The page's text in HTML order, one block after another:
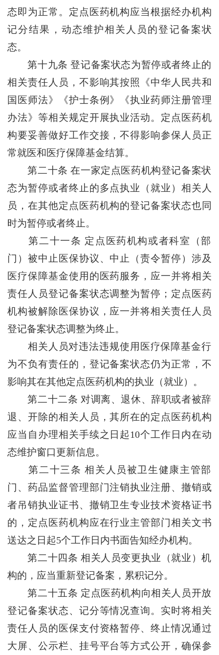
态即为正常。定点医药机构应当根据经办机构
记分结果，动态维护相关人员的登记备案状
态。
第十九条 登记备案状态为暂停或者终止的
相关责任人员，不影响其按照《中华人民共和
国医师法》《护士条例》《执业药师注册管理
办法》等相关规定开展执业活动。定点医药机
构要妥善做好工作交接，不得影响参保人员正
常就医和医疗保障基金结算。
第二十条在一家定点医药机构登记备案状
态为暂停或者终止的多点执业（就业）相关人
员，在其他定点医药机构的登记备案状态也同
时为暂停或者终止。
第二十一条 定点医药机构或者科室（部
门）被中止医保协议、中止（责令暂停）涉及
医疗保障基金使用的医药服务，应一并将相关
责任人员登记备案状态调整为暂停；定点医药
机构被解除医保协议，应一并将相关责任人员
登记备案状态调整为终止。
相关人员对违法违规使用医疗保障基金行
为不负有责任的，登记备案状态仍为正常，不
影响其在其他定点医药机构的执业（就业）。
第二十二条 对调离、退休、辞职或者被辞
退、开除的相关人员，其所在的定点医药机构
应当自办理相关手续之日起10个工作日内在动
态维护窗口更新信息。
第二十三条相关人员被卫生健康主管部
门、药品监督管理部门注销执业注册、撤销或
者吊销执业证书、撤销卫生专业技术资格证书
的，定点医药机构应在行业主管部门相关文书
送达之日起5个工作日内书面告知经办机构。
第二十四条 相关人员变更执业（就业）机
构的，应当重新登记备案，累积记分。
第二十五条 定点医药机构向相关人员开放
登记备案状态、记分等情况查询。实时将相关
责任人员的医保支付资格暂停、终止情况通过
大屏、公示栏、挂号平台等方式公开，确保参